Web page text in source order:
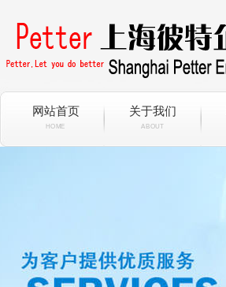
网站首页
HOME
关于我们
ABOUT